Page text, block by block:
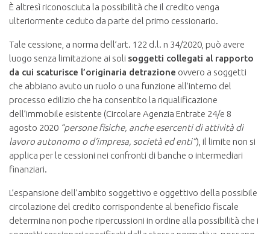
È altresì riconosciuta la possibilità che il credito venga
ulteriormente ceduto da parte del primo cessionario.
Tale cessione, a norma dell’art. 122 d.l. n 34/2020, può avere
luogo senza limitazione ai soli soggetti collegati al rapporto
da cui scaturisce l’originaria detrazione ovvero a soggetti
che abbiano avuto un ruolo o una funzione all’interno del
processo edilizio che ha consentito la riqualificazione
dell’immobile esistente (Circolare Agenzia Entrate 24/e 8
agosto 2020 “persone fisiche, anche esercenti di attività di
lavoro autonomo o d’impresa, società ed enti”), il limite non si
applica per le cessioni nei confronti di banche o intermediari
finanziari.
L’espansione dell’ambito soggettivo e oggettivo della possibile
circolazione del credito corrispondente al beneficio fiscale
determina non poche ripercussioni in ordine alla possibilità che i